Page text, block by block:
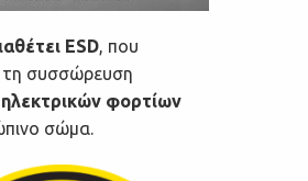
ESD, που
τη συσσώρευση
φορτίων
σώμα.